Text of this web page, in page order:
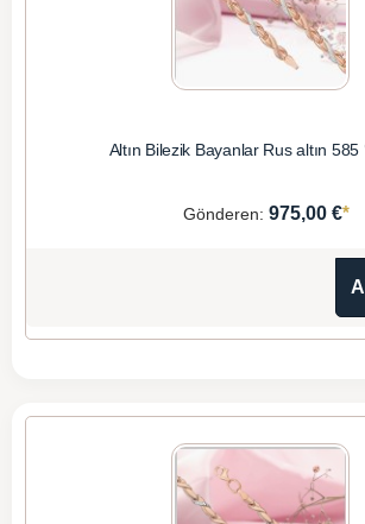
Altın Bilezik Bayanlar Rus altın 585
Gönderen: 975,00 €*